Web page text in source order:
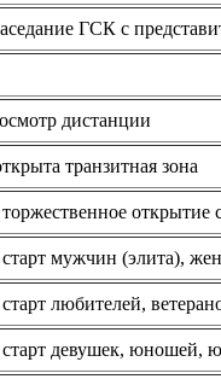
ГСК с
дистанции
транзитная зона
открытие
мужчин (элита),
любителей,
девушек, юношей,